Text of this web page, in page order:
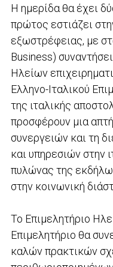
Η ημερίδα θα έχει
πρώτος εστιάζει
εξωστρέφειας, με
Business)
Ηλείων
Ελληνο-Ιταλικού
της ιταλικής
προσφέρουν μια
συνεργειών και τη
και υπηρεσιών στην
πυλώνας της
στην κοινωνική
Το Επιμελητήριο
Επιμελητήριο θα
καλών πρακτικών